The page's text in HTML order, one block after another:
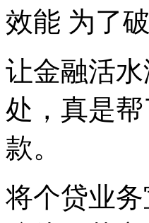
效能 为了
让金融活
处，真是
款。
将个贷业